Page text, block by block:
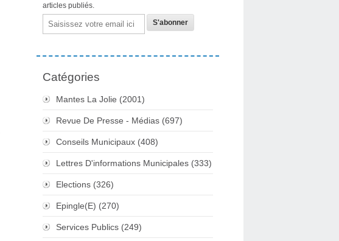
articles publiés.
Email
Catégories
Mantes La Jolie (2001)
Revue De Presse - Médias (697)
Conseils Municipaux (408)
Lettres D'informations Municipales (333)
Elections (326)
Epingle(e) (270)
Services Publics (249)